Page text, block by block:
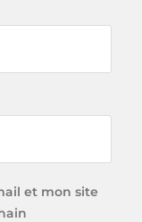
et mon site